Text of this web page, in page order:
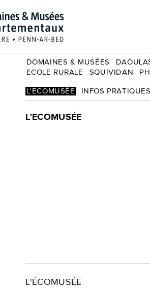
DOMAINES & MUSÉES
ECOLE RURALE
SQUIVIDAN
L'ECOMUSÉE INFOS PRATIQUES
L'ECOMUSÉE
L'ÉCOMUSÉE